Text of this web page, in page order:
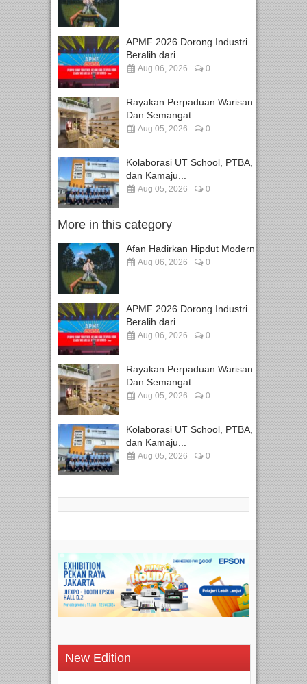
APMF 2026 Dorong Industri
Beralih dari...
Aug 06, 2026 0
Rayakan Perpaduan Warisan
Dan Semangat...
Aug 05, 2026 0
Kolaborasi UT School, PTBA,
dan Kamaju...
Aug 05, 2026 0
More in this category
Afan Hadirkan Hipdut Modern...
Aug 06, 2026 0
APMF 2026 Dorong Industri
Beralih dari...
Aug 06, 2026 0
Rayakan Perpaduan Warisan
Dan Semangat...
Aug 05, 2026 0
Kolaborasi UT School, PTBA,
dan Kamaju...
Aug 05, 2026 0
New Edition